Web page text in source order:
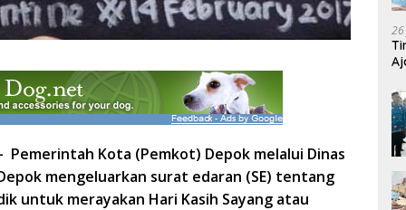
Pemerintah Kota (Pemkot) Depok melalui Dinas
mengeluarkan surat edaran (SE) tentang
untuk merayakan Hari Kasih Sayang atau